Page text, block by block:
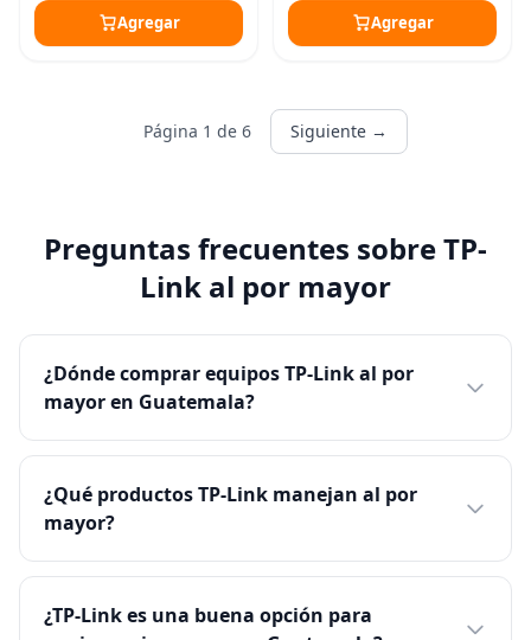
Agregar Agregar
Página 1 de 6 Siguiente →
Preguntas frecuentes sobre TP-
Link al por mayor
¿Dónde comprar equipos TP-Link al por
mayor en Guatemala?
¿Qué productos TP-Link manejan al por
mayor?
¿TP-Link es una buena opción para